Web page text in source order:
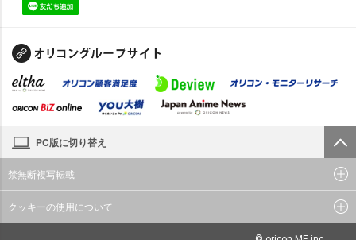
PC版に切り替え
禁無断複写転載
クッキーの使用について